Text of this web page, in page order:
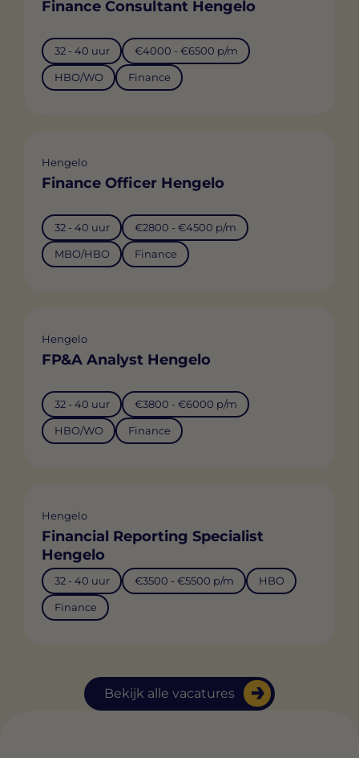
Bekijk alle vacatures
Finance Consultant Hengelo
32 - 40 uur €4000 - €6500 p/m
HBO/WO Finance
Hengelo
Finance Officer Hengelo
32 - 40 uur €2800 - €4500 p/m
MBO/HBO Finance
Hengelo
FP&A Analyst Hengelo
32 - 40 uur €3800 - €6000 p/m
HBO/WO Finance
Hengelo
Financial Reporting Specialist
Hengelo
32 - 40 uur €3500 - €5500 p/m HBO
Finance